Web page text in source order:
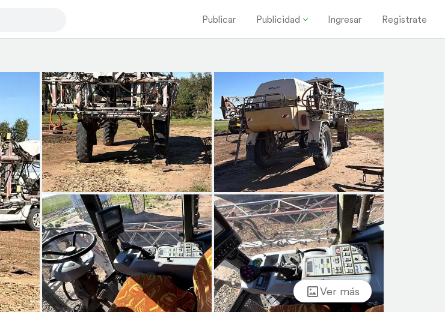
Publicar Publicidad Ingresar Registrate
Ver más